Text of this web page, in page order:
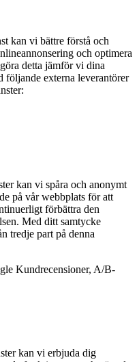
kan vi bättre förstå och
och optimera
detta jämför vi dina
följande externa leverantörer
kan vi spåra och anonymt
på vår webbplats för att
förbättra den
Med ditt samtycke
tredje part på denna
Kundrecensioner, A/B-
kan vi erbjuda dig